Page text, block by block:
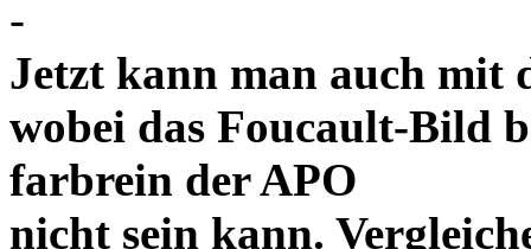
-
Jetzt kann man auch mit
wobei das Foucault-Bild
farbrein der APO
nicht sein kann.